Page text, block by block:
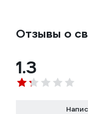
Отзывы о
1.3